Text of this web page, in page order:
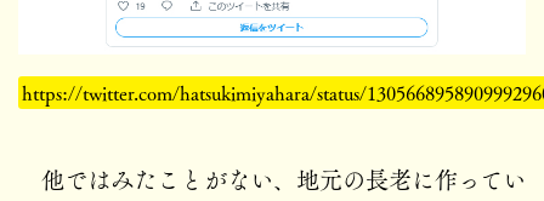
https://twitter.com/hatsukimiyahara/status/
他ではみたことがない、地元の長老に作ってい